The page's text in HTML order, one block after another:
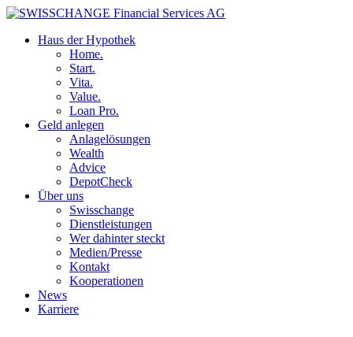
Haus der Hypothek
Home.
Start.
Vita.
Value.
Loan Pro.
Geld anlegen
Anlagelösungen
Wealth
Advice
DepotCheck
Über uns
Swisschange
Dienstleistungen
Wer dahinter steckt
Medien/Presse
Kontakt
Kooperationen
News
Karriere